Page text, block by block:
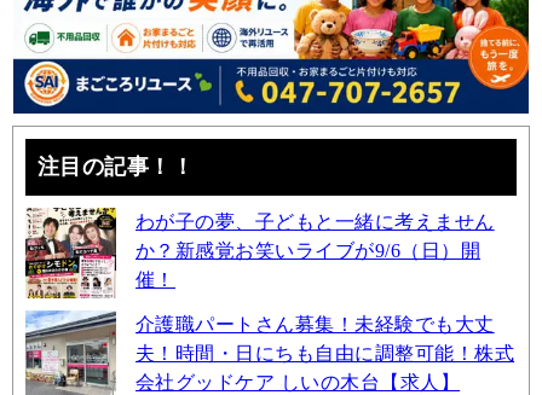
注目の記事！！
わが子の夢、子どもと一緒に考えません
か？新感覚お笑いライブが9/6（日）開
催！
介護職パートさん募集！未経験でも大丈
夫！時間・日にちも自由に調整可能！株式
会社グッドケア しいの木台【求人】